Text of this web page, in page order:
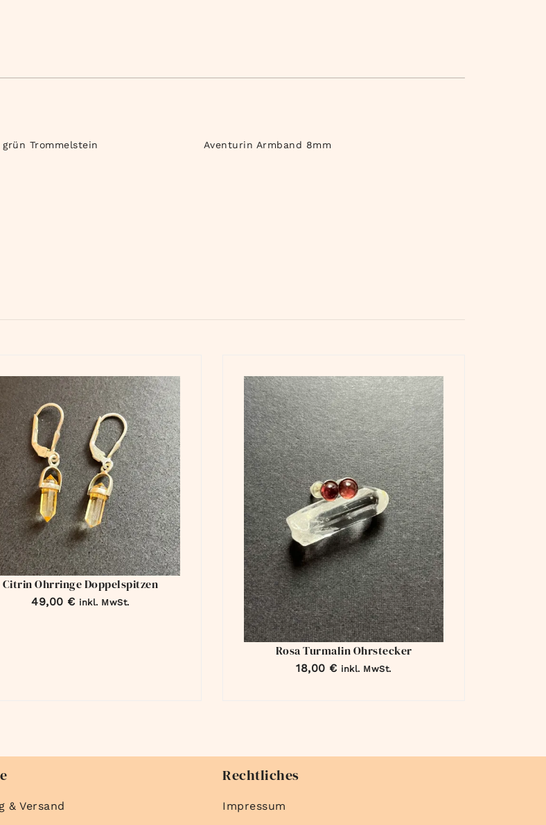
Trommelstein Aventurin Armband 8mm
Citrin Ohrringe Doppelspitzen
49,00 € inkl. MwSt.
Rosa Turmalin Ohrstecker
18,00 € inkl. MwSt.
& Versand
Rechtliches
Impressum